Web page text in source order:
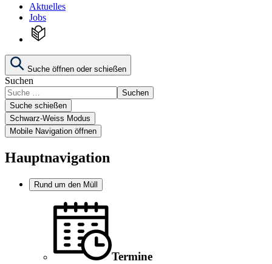
Aktuelles
Jobs
Suche öffnen oder schießen
Suchen
Suchen
Suche schießen
Schwarz-Weiss Modus
Mobile Navigation öffnen
Hauptnavigation
Rund um den Müll
Termine